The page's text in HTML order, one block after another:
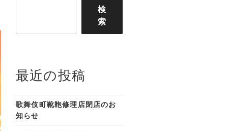
検
索
最近の投稿
歌舞伎町靴鞄修理店閉店のお
知らせ